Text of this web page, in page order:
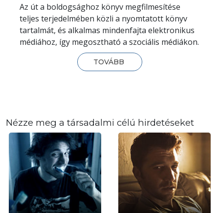
Az út a boldogsághoz könyv megfilmesítése
teljes terjedelmében közli a nyomtatott könyv
tartalmát, és alkalmas mindenfajta elektronikus
médiához, így megosztható a szociális médiákon.
TOVÁBB
Nézze meg a társadalmi célú hirdetéseket